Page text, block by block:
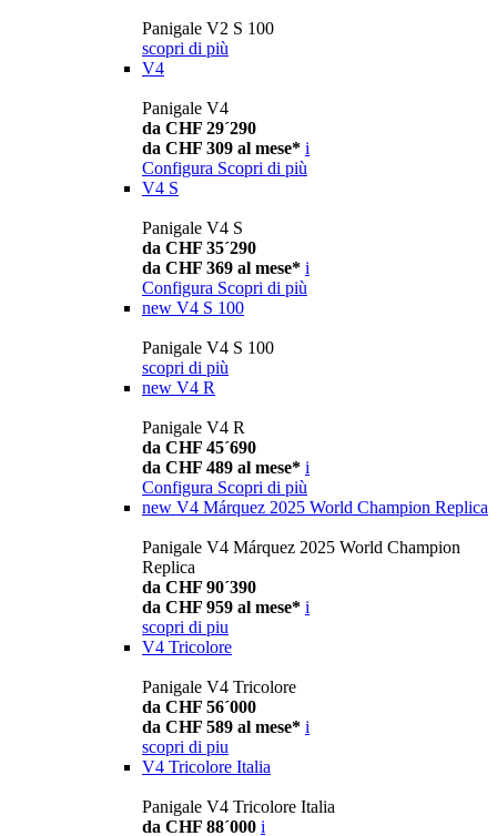
Panigale V2 S 100
scopri di più
V4
Panigale V4
da CHF 29´290
da CHF 309 al mese* i
Configura Scopri di più
V4 S
Panigale V4 S
da CHF 35´290
da CHF 369 al mese* i
Configura Scopri di più
new V4 S 100
Panigale V4 S 100
scopri di più
new V4 R
Panigale V4 R
da CHF 45´690
da CHF 489 al mese* i
Configura Scopri di più
new V4 Márquez 2025 World Champion Replica
Panigale V4 Márquez 2025 World Champion
Replica
da CHF 90´390
da CHF 959 al mese* i
scopri di piu
V4 Tricolore
Panigale V4 Tricolore
da CHF 56´000
da CHF 589 al mese* i
scopri di piu
V4 Tricolore Italia
Panigale V4 Tricolore Italia
da CHF 88´000 i